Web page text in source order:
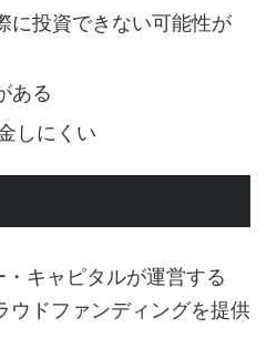
に投資できない可能性が
ある
しにくい
キャピタルが運営する
ウドファンディングを提供